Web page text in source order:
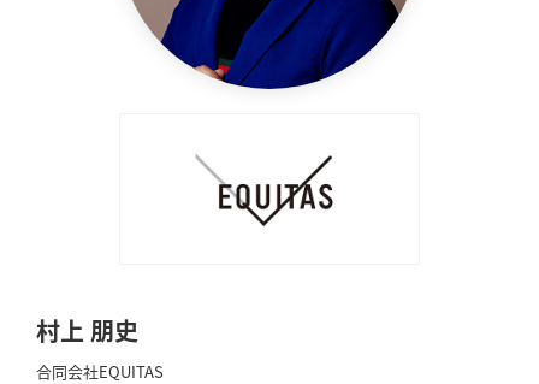
村上 朋史
合同会社EQUITAS